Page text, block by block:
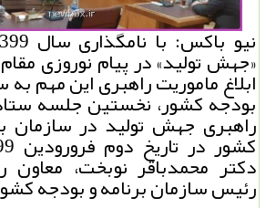
«جهش تولید» در پیام نوروزی
ابلاغ ماموریت راهبری این مهم به
بودجه كشور، نخستین جلسه
راهبری جهش تولید در سازمان
دكتر محمدباقر نوبخت،
رئیس سازمان برنامه و بودجه